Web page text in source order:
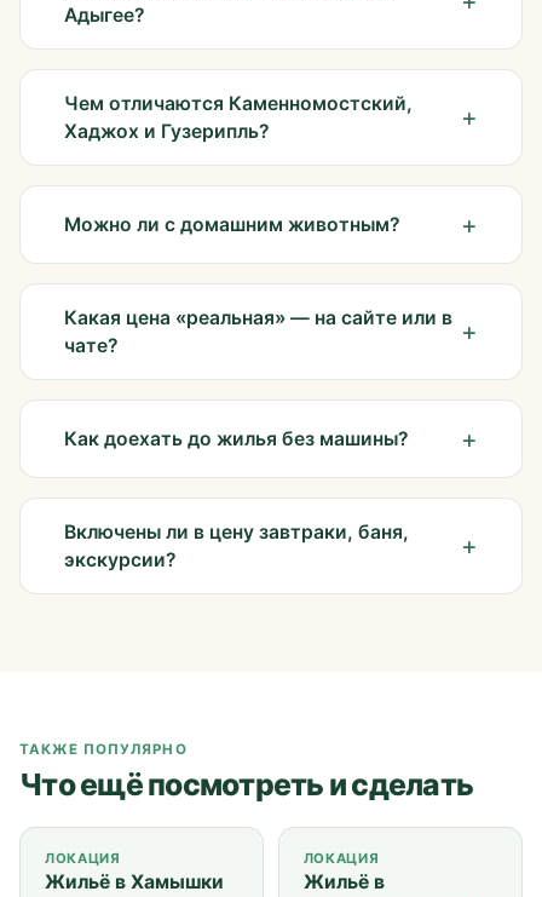
Адыгее?
Чем отличаются Каменномостский,
Хаджох и Гузерипль?
Можно ли с домашним животным?
Какая цена «реальная» — на сайте или в
чате?
Как доехать до жилья без машины?
Включены ли в цену завтраки, баня,
экскурсии?
ТАКЖЕ ПОПУЛЯРНО
Что ещё посмотреть и сделать
ЛОКАЦИЯ
Жильё в Хамышки
ЛОКАЦИЯ
Жильё в